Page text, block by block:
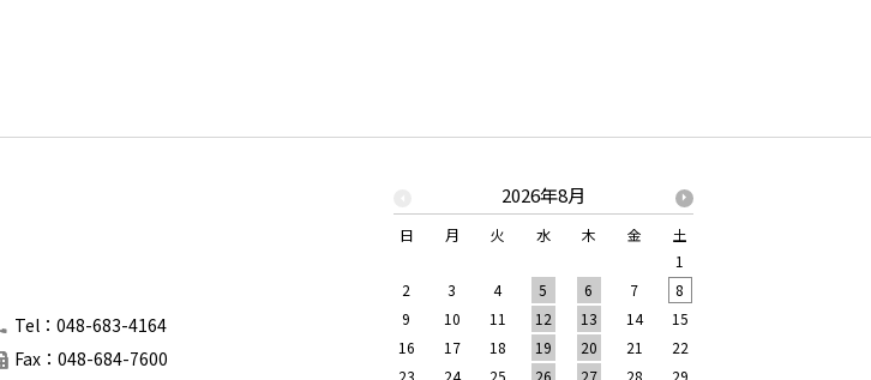
Tel：048-683-4164
Fax：048-684-7600
2026年8月
日 月 火 水 木 金
土
1
2
3 4 5 6 7
8
9
10 11 12 13 14
15
16
17 18 19 20 21
22